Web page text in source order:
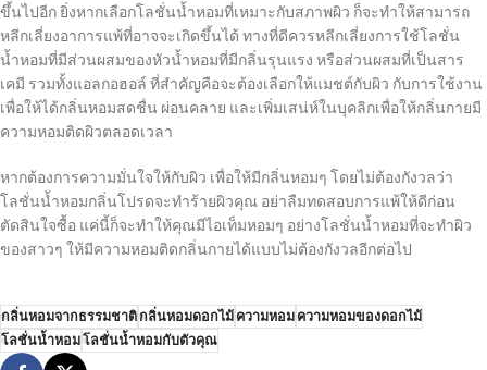
ขึ้นไปอีก ยิ่งหากเลือกโลชั่นน้ำหอมที่เหมาะกับสภาพผิว ก็จะทำให้สามารถ
หลีกเลี่ยงอาการแพ้ที่อาจจะเกิดขึ้นได้ ทางที่ดีควรหลีกเลี่ยงการใช้โลชั่น
น้ำหอมที่มีส่วนผสมของหัวน้ำหอมที่มีกลิ่นรุนแรง หรือส่วนผสมที่เป็นสาร
เคมี รวมทั้งแอลกอฮอล์ ที่สำคัญคือจะต้องเลือกให้แมชต์กับผิว กับการใช้งาน
เพื่อให้ได้กลิ่นหอมสดชื่น ผ่อนคลาย และเพิ่มเสน่ห์ในบุคลิกเพื่อให้กลิ่นกายมี
ความหอมติดผิวตลอดเวลา
หากต้องการความมั่นใจให้กับผิว เพื่อให้มีกลิ่นหอมๆ โดยไม่ต้องกังวลว่า
โลชั่นน้ำหอมกลิ่นโปรดจะทำร้ายผิวคุณ อย่าลืมทดสอบการแพ้ให้ดีก่อน
ตัดสินใจซื้อ แค่นี้ก็จะทำให้คุณมีไอเท็มหอมๆ อย่างโลชั่นน้ำหอมที่จะทำผิว
ของสาวๆ ให้มีความหอมติดกลิ่นกายได้แบบไม่ต้องกังวลอีกต่อไป
กลิ่นหอมจากธรรมชาติกลิ่นหอมดอกไม้ความหอมความหอมของดอกไม้
โลชั่นน้ำหอมโลชั่นน้ำหอมกับตัวคุณ